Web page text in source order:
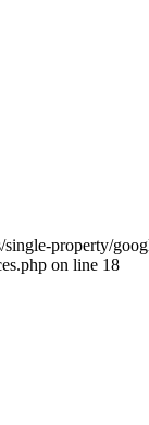
property/
on line 18